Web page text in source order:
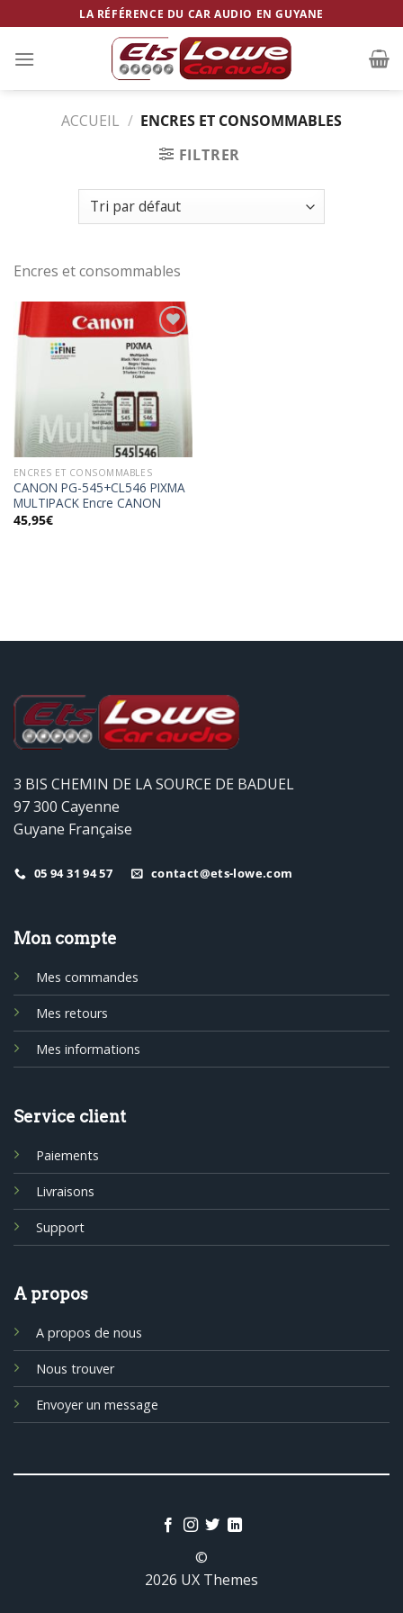
to
content
LA RÉFÉRENCE DU CAR AUDIO EN GUYANE
ACCUEIL / ENCRES ET CONSOMMABLES
FILTRER
Encres et consommables
Ajouter
à la
wishlist
ENCRES ET CONSOMMABLES
CANON PG-545+CL546 PIXMA
MULTIPACK Encre CANON
45,95€
3 BIS CHEMIN DE LA SOURCE DE BADUEL
97 300 Cayenne
Guyane Française
05 94 31 94 57 contact@ets-lowe.com
Mon compte
Mes commandes
Mes retours
Mes informations
Service client
Paiements
Livraisons
Support
A propos
A propos de nous
Nous trouver
Envoyer un message
©
2026 UX Themes